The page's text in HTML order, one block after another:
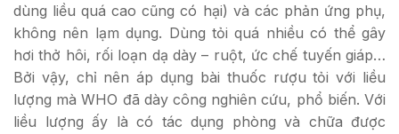
dùng liều quá cao cũng có hại) và các phản ứng phụ,
không nên lạm dụng. Dùng tỏi quá nhiều có thể gây
hơi thở hôi, rối loạn dạ dày – ruột, ức chế tuyến giáp…
Bởi vậy, chỉ nên áp dụng bài thuốc rượu tỏi với liều
lượng mà WHO đã dày công nghiên cứu, phổ biến. Với
liều lượng ấy là có tác dụng phòng và chữa được